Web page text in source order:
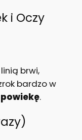
i Oczy
brwi,
bardzo w
.